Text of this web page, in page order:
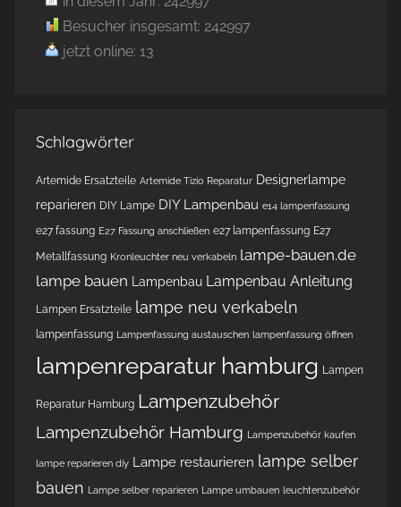
Besucher insgesamt: 242997
jetzt online: 13
Schlagwörter
Artemide Ersatzteile Artemide Tizio Reparatur Designerlampe
reparieren DIY Lampe DIY Lampenbau e14 lampenfassung
e27 fassung E27 Fassung anschließen e27 lampenfassung E27
Metallfassung Kronleuchter neu verkabeln lampe-bauen.de
lampe bauen
Lampenbau Lampenbau Anleitung
Lampen Ersatzteile lampe neu verkabeln
lampenfassung Lampenfassung austauschen lampenfassung öffnen
lampenreparatur hamburg Lampen
Reparatur Hamburg Lampenzubehör
Lampenzubehör Hamburg Lampenzubehör kaufen
lampe reparieren diy Lampe restaurieren lampe selber
bauen Lampe selber reparieren Lampe umbauen leuchtenzubehör